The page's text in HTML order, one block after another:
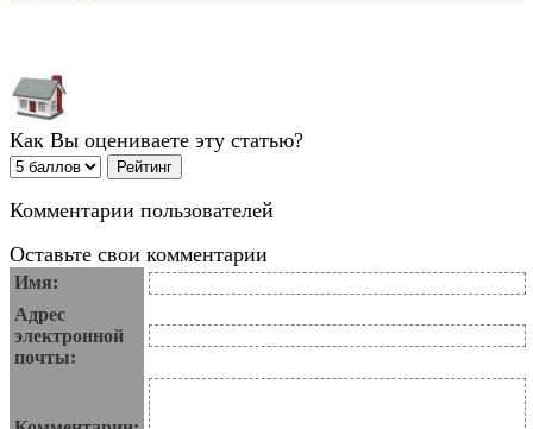
Как Вы оцениваете эту статью?
Комментарии пользователей
Оставьте свои комментарии
Имя:
Адрес
электронной
почты: